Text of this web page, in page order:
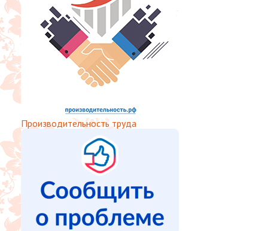
Производительность труда